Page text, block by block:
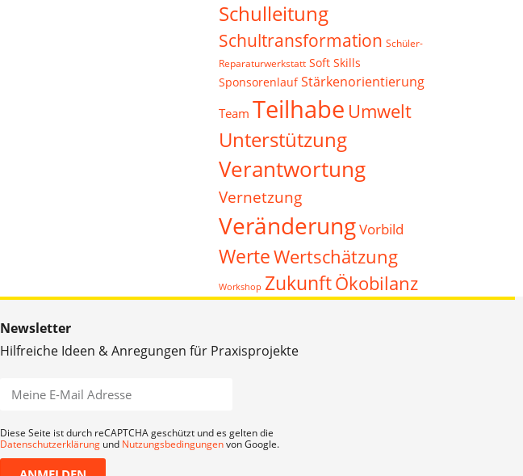
Schulleitung
Schultransformation Schüler-
Reparaturwerkstatt Soft Skills
Sponsorenlauf Stärkenorientierung
Team Teilhabe Umwelt
Unterstützung
Verantwortung
Vernetzung
VeränderungVorbild
WerteWertschätzung
Workshop ZukunftÖkobilanz
Newsletter
Hilfreiche Ideen & Anregungen für Praxisprojekte
Diese Seite ist durch reCAPTCHA geschützt und es gelten die
Datenschutzerklärung und Nutzungsbedingungenvon Google.